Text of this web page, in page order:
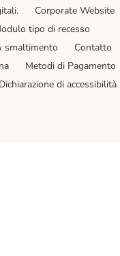
Corporate Website
tipo di recesso
smaltimento
Contatto
Metodi di Pagamento
Dichiarazione di accessibilità